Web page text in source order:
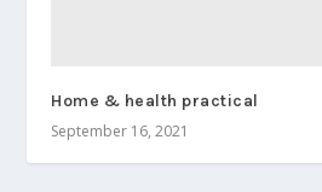
Home & health practical
September 16, 2021